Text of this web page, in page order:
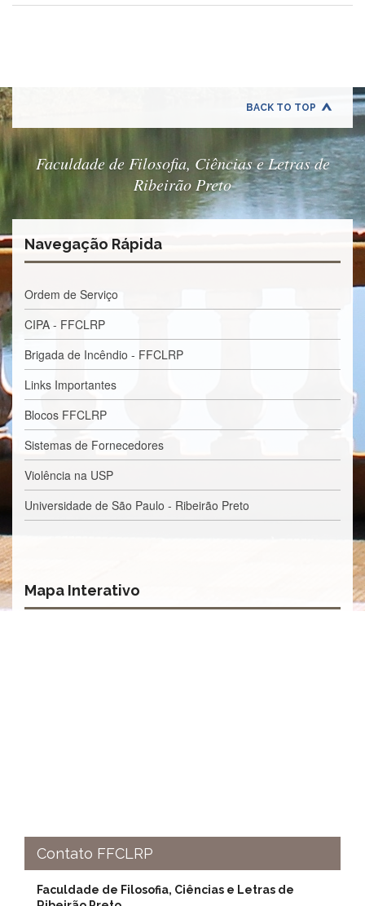
de
Formulários
Notícias
E
Apresentação
e
NACE
Museu
de
Ciências
da
Empresas
Cursos
e
Atividades
e
Portarias
deliberações
Editais
BACK TO TOP
Faculdade de Filosofia, Ciências e Letras de
Ribeirão Preto
Navegação Rápida
Ordem de Serviço
CIPA - FFCLRP
Brigada de Incêndio - FFCLRP
Links Importantes
Blocos FFCLRP
Sistemas de Fornecedores
Violência na USP
Universidade de São Paulo - Ribeirão Preto
Mapa Interativo
Contato FFCLRP
Faculdade de Filosofia, Ciências e Letras de